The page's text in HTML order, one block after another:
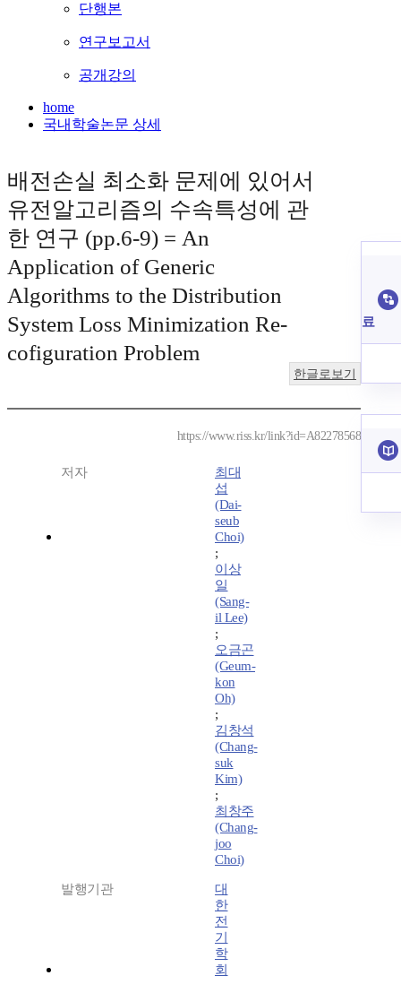
단행본
연구보고서
공개강의
home
국내학술논문 상세
배전손실 최소화 문제에 있어서
유전알고리즘의 수속특성에 관
한 연구 (pp.6-9) = An
Application of Generic
Algorithms to the Distribution
System Loss Minimization Re-
cofiguration Problem
한글로보기
https://www.riss.kr/link?id=A82278568
저자
최대
섭
(Dai-
seub
Choi)
;
이상
일
(Sang-
il Lee)
;
오금곤
(Geum-
kon
Oh)
;
김창석
(Chang-
suk
Kim)
;
최창주
(Chang-
joo
Choi)
발행기관
대
한
전
기
학
회
료